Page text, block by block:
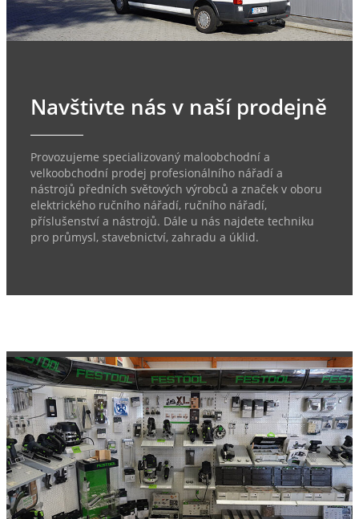
Navštivte nás v naší prodejně
Provozujeme specializovaný maloobchodní a
velkoobchodní prodej profesionálního nářadí a
nástrojů předních světových výrobců a značek v oboru
elektrického ručního nářadí, ručního nářadí,
příslušenství a nástrojů. Dále u nás najdete techniku
pro průmysl, stavebnictví, zahradu a úklid.